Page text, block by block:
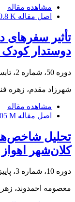
مشاهده مقاله
اصل مقاله K
تأثیر
دوستدار
دوره 50، شماره 2، تابستان 1397، صفحه
شهرزاد مقدم، زهره
مشاهده مقاله
اصل مقاله M
تحلیل
کلان‌شهر اهواز
دوره 10، شماره 3، پاییز 1401، صفحه
معصومه احمدوند،